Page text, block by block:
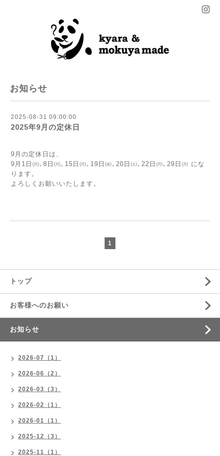
お知らせ
2025-08-31 09:00:00
2025年9月の定休日
9月の定休日は、
9月1日㈪､8日㈪､15日㈪､19日㈮､20日㈯､22日㈪､29日㈪ にな
ります。
よろしくお願いいたします。
1
トップ
お客様へのお願い
お知らせ
2026-07（1）
2026-06（2）
2026-03（3）
2026-02（1）
2026-01（1）
2025-12（3）
2025-11（1）